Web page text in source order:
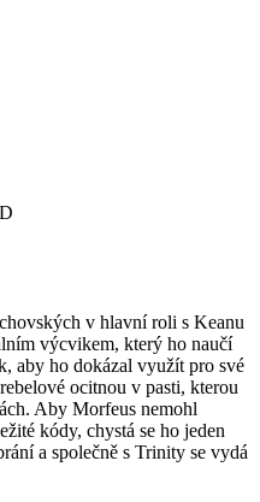
v hlavní roli s Keanu
výcvikem, který ho naučí
aby ho dokázal využít pro své
ocitnou v pasti, kterou
Aby Morfeus nemohl
kódy, chystá se ho jeden
a společně s Trinity se vydá